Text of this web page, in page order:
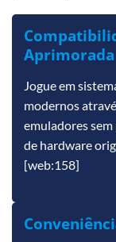
Aprimorada
Jogue em
modernos
emuladores
de hardware
[web:158]